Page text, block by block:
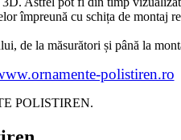
împreună cu schița de montaj
de la măsurători și până la
polistiren.ro
POLISTIREN.